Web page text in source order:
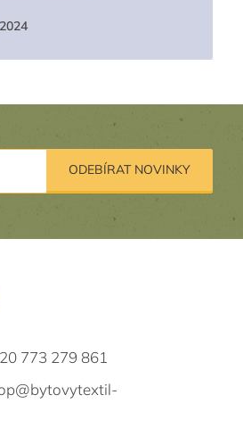
ODEBÍRAT NOVINKY
773 279 861